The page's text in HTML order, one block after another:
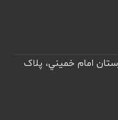
امام خميني، پلاک